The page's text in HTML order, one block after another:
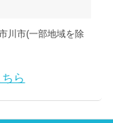
川市(一部地域を除
ら